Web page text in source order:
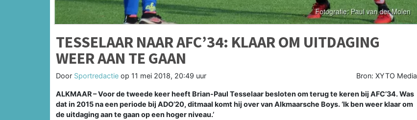
TESSELAAR NAAR AFC’34: KLAAR OM UITDAGING
WEER AAN TE GAAN
Door Sportredactie op 11 mei 2018, 20:49 uur Bron: XYTO Media
ALKMAAR – Voor de tweede keer heeft Brian-Paul Tesselaar besloten om terug te keren bij AFC’34. Was
dat in 2015 na een periode bij ADO’20, ditmaal komt hij over van Alkmaarsche Boys.‘Ik ben weer klaar om
de uitdaging aan te gaan op een hoger niveau.’